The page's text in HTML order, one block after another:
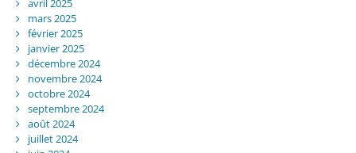
avril 2025
mars 2025
février 2025
janvier 2025
décembre 2024
novembre 2024
octobre 2024
septembre 2024
août 2024
juillet 2024